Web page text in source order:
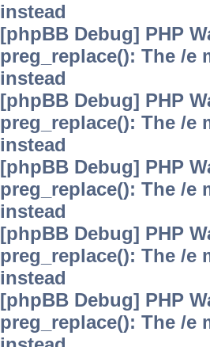
instead
[phpBB Debug] PHP
preg_replace(): The /
instead
[phpBB Debug] PHP
preg_replace(): The /
instead
[phpBB Debug] PHP
preg_replace(): The /
instead
[phpBB Debug] PHP
preg_replace(): The /
instead
[phpBB Debug] PHP
preg_replace(): The /